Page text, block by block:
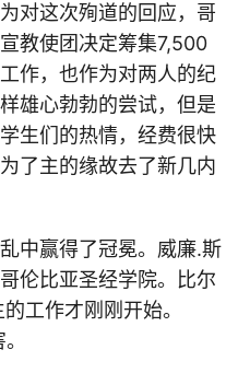
对这次殉道的回应，哥
教使团决定筹集7,500
作，也作为对两人的纪
雄心勃勃的尝试，但是
生们的热情，经费很快
了主的缘故去了新几内
中赢得了冠冕。威廉.斯
伦比亚圣经学院。比尔
工作才刚刚开始。